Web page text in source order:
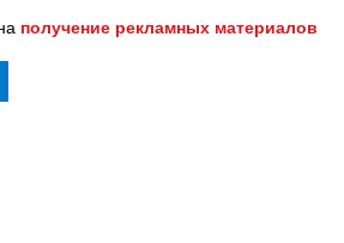
получение рекламных материалов